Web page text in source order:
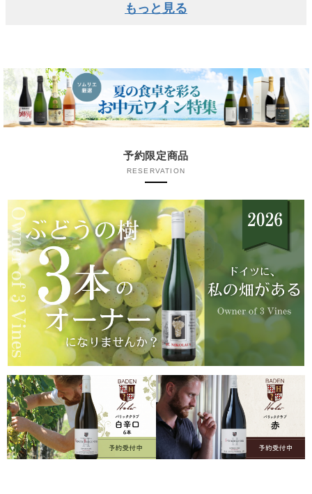
もっと見る
予約限定商品
RESERVATION